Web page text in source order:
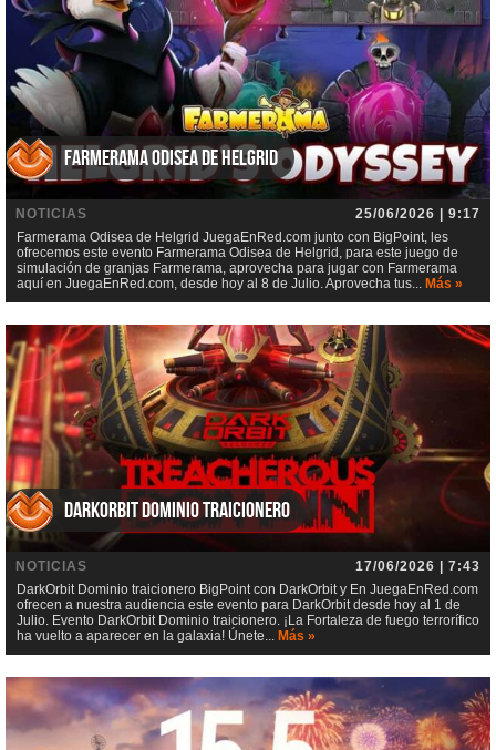
Farmerama Odisea de Helgrid
NOTICIAS
25/06/2026 | 9:17
Farmerama Odisea de Helgrid JuegaEnRed.com junto con BigPoint, les
ofrecemos este evento Farmerama Odisea de Helgrid, para este juego de
simulación de granjas Farmerama, aprovecha para jugar con Farmerama
aquí en JuegaEnRed.com, desde hoy al 8 de Julio. Aprovecha tus... Más »
DarkOrbit Dominio traicionero
NOTICIAS
17/06/2026 | 7:43
DarkOrbit Dominio traicionero BigPoint con DarkOrbit y En JuegaEnRed.com
ofrecen a nuestra audiencia este evento para DarkOrbit desde hoy al 1 de
Julio. Evento DarkOrbit Dominio traicionero. ¡La Fortaleza de fuego terrorífico
ha vuelto a aparecer en la galaxia! Únete... Más »